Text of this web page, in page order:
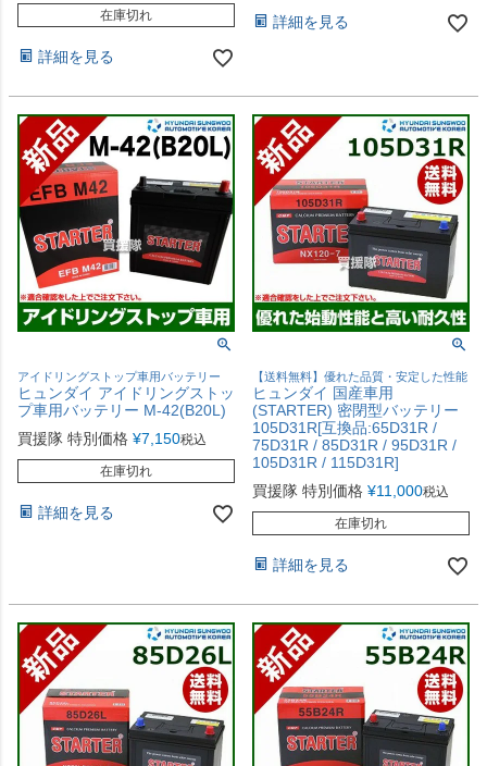
在庫切れ
詳細を見る
詳細を見る
アイドリングストップ車用バッテリー
ヒュンダイ アイドリングストッ
プ車用バッテリー M-42(B20L)
買援隊 特別価格 ¥7,150税込
在庫切れ
詳細を見る
【送料無料】優れた品質・安定した性能
ヒュンダイ 国産車用
(STARTER) 密閉型バッテリー
105D31R[互換品:65D31R /
75D31R / 85D31R / 95D31R /
105D31R / 115D31R]
買援隊 特別価格 ¥11,000税込
在庫切れ
詳細を見る